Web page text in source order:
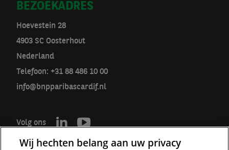
BEZOEKADRES
Hoevestein 28
4903 SC Oosterhout
Nederland
Telefoon: +31 88 486 10 00
info@bnpparibascardif.nl
Volg ons
Wij hechten belang aan uw privacy